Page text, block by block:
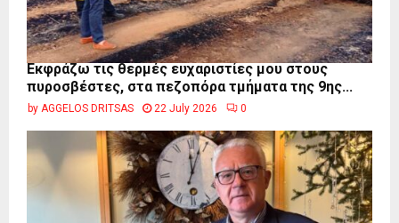
Εκφράζω τις θερμές ευχαριστίες μου στους
πυροσβέστες, στα πεζοπόρα τμήματα της 9ης...
by AGGELOS DRITSAS 22 July 2026 0